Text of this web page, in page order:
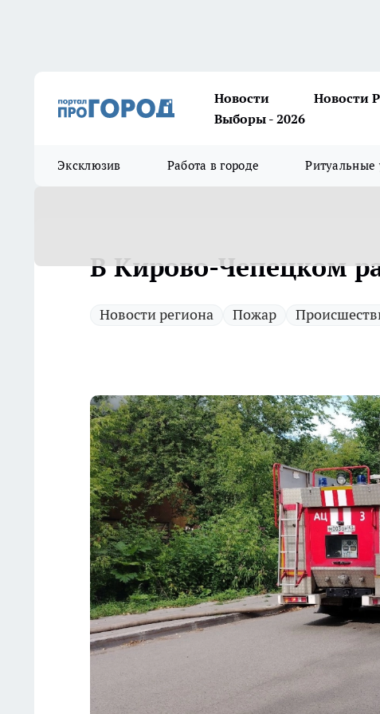
Новости Новости
Выборы - 2026
Эксклюзив Работа в городе Ритуальные
В Кирово-Чепецком
Новости региона Пожар